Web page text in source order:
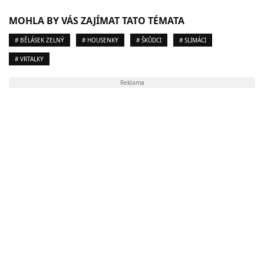
MOHLA BY VÁS ZAJÍMAT TATO TÉMATA
# BĚLÁSEK ZELNÝ # HOUSENKY # ŠKŮDCI # SLIMÁCI
# VRTALKY
Reklama